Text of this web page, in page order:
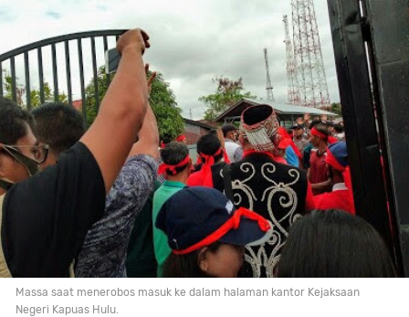
Massa saat menerobos masuk ke dalam halaman kantor Kejaksaan
Negeri Kapuas Hulu.